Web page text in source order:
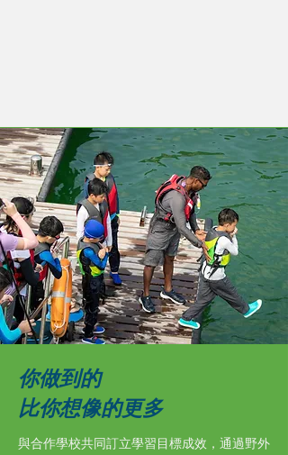
你做到的
比你想像的更多
與合作學校共同訂立學習目標成效，通過野外